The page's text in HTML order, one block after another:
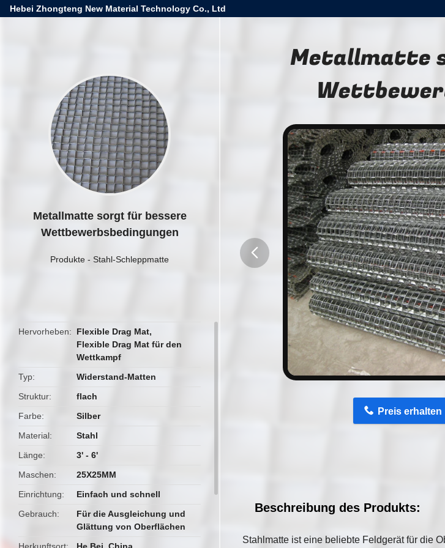
Hebei Zhongteng New Material Technology Co., Ltd
Metallmatte sorgt für bessere
Wettbewerbsbedingungen
Produkte - Stahl-Schleppmatte
Hervorheben Flexible Drag Mat,
Flexible Drag Mat für den
Wettkampf
Typ
Widerstand-Matten
Struktur
flach
Farbe
Silber
Material
Stahl
Länge
3' - 6'
Maschen
25X25MM
Einrichtung
Einfach und schnell
Gebrauch
Für die Ausgleichung und
Glättung von Oberflächen
Metallmatte
Preis erhalten
Beschreibung des Produkts:
Stahlmatte ist eine beliebte Feldgerät für die